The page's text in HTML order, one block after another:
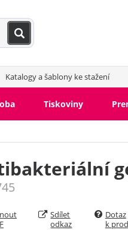
Katalogy a šablony ke stažení
Tiskoviny
Sdílet
odkaz
Dotaz
k